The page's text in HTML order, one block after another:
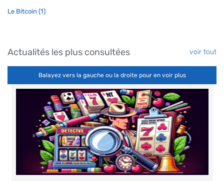
Le Bitcoin (1)
Actualités les plus consultées voir tout
Balayez vers la gauche ou la droite pour en voir plus